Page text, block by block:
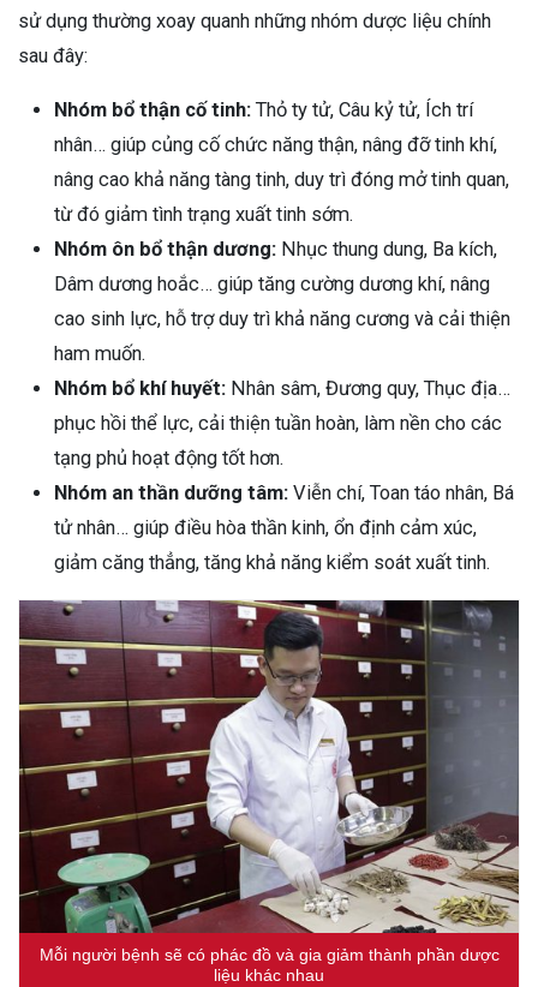
sử dụng thường xoay quanh những nhóm dược liệu chính
sau đây:
Nhóm bổ thận cố tinh: Thỏ ty tử, Câu kỷ tử, Ích trí
nhân… giúp củng cố chức năng thận, nâng đỡ tinh khí,
nâng cao khả năng tàng tinh, duy trì đóng mở tinh quan,
từ đó giảm tình trạng xuất tinh sớm.
Nhóm ôn bổ thận dương: Nhục thung dung, Ba kích,
Dâm dương hoắc… giúp tăng cường dương khí, nâng
cao sinh lực, hỗ trợ duy trì khả năng cương và cải thiện
ham muốn.
Nhóm bổ khí huyết: Nhân sâm, Đương quy, Thục địa…
phục hồi thể lực, cải thiện tuần hoàn, làm nền cho các
tạng phủ hoạt động tốt hơn.
Nhóm an thần dưỡng tâm: Viễn chí, Toan táo nhân, Bá
tử nhân… giúp điều hòa thần kinh, ổn định cảm xúc,
giảm căng thẳng, tăng khả năng kiểm soát xuất tinh.
Mỗi người bệnh sẽ có phác đồ và gia giảm thành phần dược
liệu khác nhau